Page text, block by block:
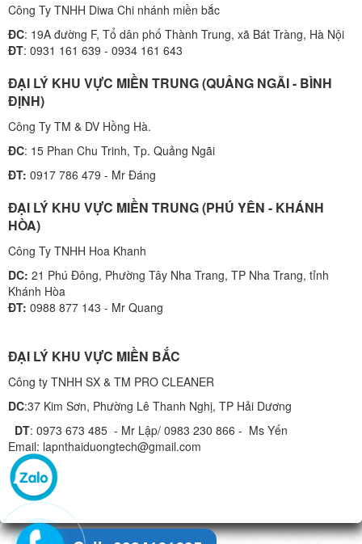
Công Ty TNHH Diwa Chi nhánh miền bắc
ĐC: 19A đường F, Tổ dân phố Thành Trung, xã Bát Tràng, Hà Nội
ĐT: 0931 161 639 - 0934 161 643
ĐẠI LÝ KHU VỰC MIỀN TRUNG (QUẢNG NGÃI - BÌNH
ĐỊNH)
Công Ty TM & DV Hồng Hà.
ĐC: 15 Phan Chu Trinh, Tp. Quảng Ngãi
ĐT: 0917 786 479 - Mr Đáng
ĐẠI LÝ KHU VỰC MIỀN TRUNG (PHÚ YÊN - KHÁNH
HÒA)
Công Ty TNHH Hoa Khanh
DC: 21 Phú Đông, Phường Tây Nha Trang, TP Nha Trang, tỉnh
Khánh Hòa
ĐT: 0988 877 143 - Mr Quang
ĐẠI LÝ KHU VỰC MIỀN BẮC
Công ty TNHH SX & TM PRO CLEANER
DC:37 Kim Sơn, Phường Lê Thanh Nghị, TP Hải Dương
DT: 0973 673 485 - Mr Lập/ 0983 230 866 - Ms Yến
Email: lapnthaiduongtech@gmail.com